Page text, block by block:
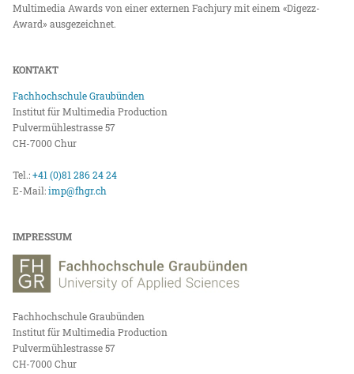
Multimedia Awards von einer externen Fachjury mit einem «Digezz-
Award» ausgezeichnet.
KONTAKT
Fachhochschule Graubünden
Institut für Multimedia Production
Pulvermühlestrasse 57
CH-7000 Chur
Tel.:+41 (0)81 286 24 24
E-Mail:imp@fhgr.ch
IMPRESSUM
Fachhochschule Graubünden
Institut für Multimedia Production
Pulvermühlestrasse 57
CH-7000 Chur